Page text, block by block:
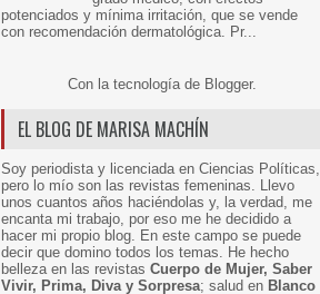
potenciados y mínima irritación, que se vende
con recomendación dermatológica. Pr...
Con la tecnología de Blogger.
EL BLOG DE MARISA MACHÍN
Soy periodista y licenciada en Ciencias Políticas,
pero lo mío son las revistas femeninas. Llevo
unos cuantos años haciéndolas y, la verdad, me
encanta mi trabajo, por eso me he decidido a
hacer mi propio blog. En este campo se puede
decir que domino todos los temas. He hecho
belleza en las revistas Cuerpo de Mujer, Saber
Vivir, Prima, Diva y Sorpresa; salud en Blanco